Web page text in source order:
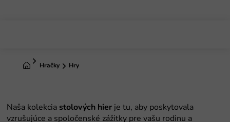
DomovHračky Hry
stolových hier